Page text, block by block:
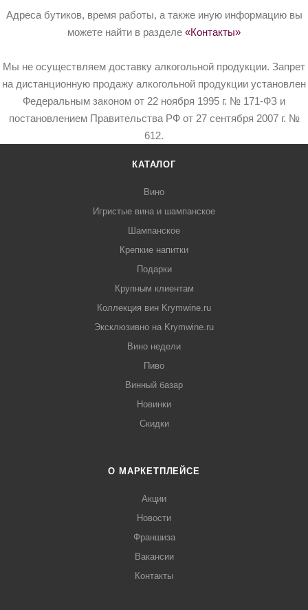
Адреса бутиков, время работы, а также иную информацию вы
можете найти в разделе «Контакты»
Мы не осуществляем доставку алкогольной продукции. Запрет
на дистанционную продажу алкогольной продукции установлен
Федеральным законом от 22 ноября 1995 г. № 171-ФЗ и
постановлением Правительства РФ от 27 сентября 2007 г. №
612.
КАТАЛОГ
Вино
Игристые вина и шампанское
Шампанское
Крепкие напитки
Подарки
Крупным клиентам
Коллекция вин Krymwine.ru
Эксклюзивно на Krymwine.ru
Вино недели
Пиво
Винный базар
Новинки
Скидки
О МАРКЕТПЛЕЙСЕ
Акции
Новости
Франшиза
Вакансии
Контакты